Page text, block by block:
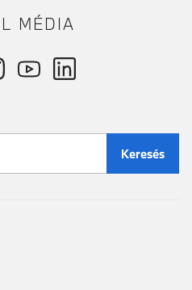
MÉDIA
Keresés